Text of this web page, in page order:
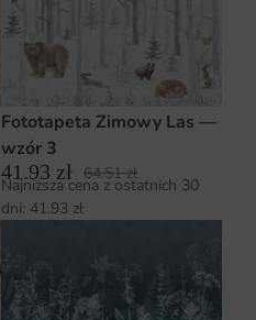
Fototapeta Zimowy Las —
wzór 3
41.93 zł 64.51zł
Najniższa cena z ostatnich 30
dni: 41.93 zł